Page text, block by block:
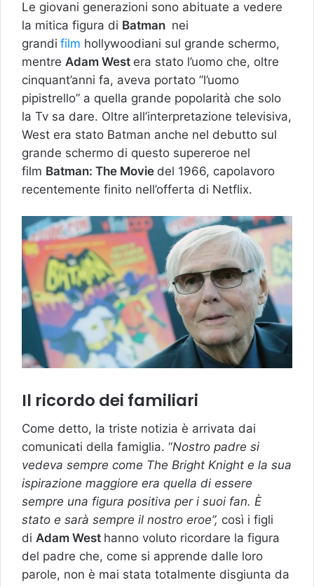
Le giovani generazioni sono abituate a vedere
la mitica figura di Batman nei
grandi film hollywoodiani sul grande schermo,
mentre Adam West era stato l’uomo che, oltre
cinquant’anni fa, aveva portato ”l’uomo
pipistrello” a quella grande popolarità che solo
la Tv sa dare. Oltre all’interpretazione televisiva,
West era stato Batman anche nel debutto sul
grande schermo di questo supereroe nel
film Batman: The Movie del 1966, capolavoro
recentemente finito nell’offerta di Netflix.
Il ricordo dei familiari
Come detto, la triste notizia è arrivata dai
comunicati della famiglia. “Nostro padre si
vedeva sempre come The Bright Knight e la sua
ispirazione maggiore era quella di essere
sempre una figura positiva per i suoi fan. È
stato e sarà sempre il nostro eroe”, così i figli
di Adam West hanno voluto ricordare la figura
del padre che, come si apprende dalle loro
parole, non è mai stata totalmente disgiunta da